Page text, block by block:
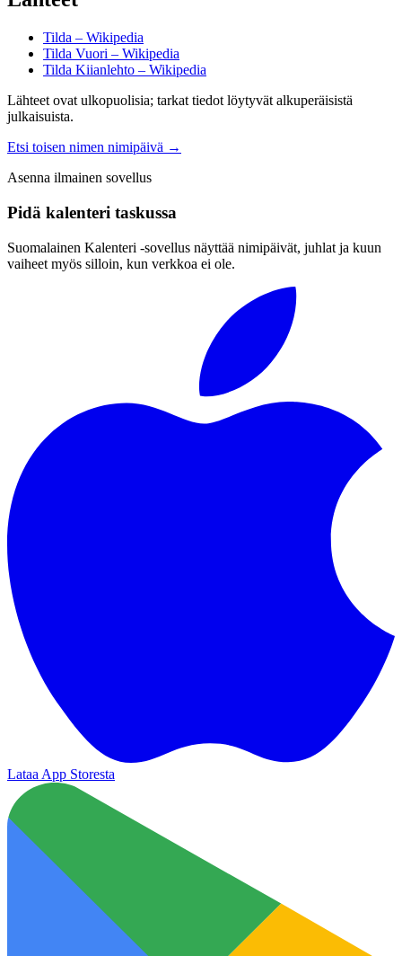
Tilda – Wikipedia
Tilda Vuori – Wikipedia
Tilda Kiianlehto – Wikipedia
Lähteet ovat ulkopuolisia; tarkat tiedot löytyvät alkuperäisistä
julkaisuista.
Etsi toisen nimen nimipäivä →
Asenna ilmainen sovellus
Pidä kalenteri taskussa
Suomalainen Kalenteri ‑sovellus näyttää nimipäivät, juhlat ja kuun
vaiheet myös silloin, kun verkkoa ei ole.
Lataa App Storesta